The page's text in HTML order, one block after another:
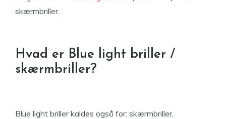
skærmbriller.
Hvad er Blue light briller /
skærmbriller?
Blue light briller kaldes også for: skærmbriller,